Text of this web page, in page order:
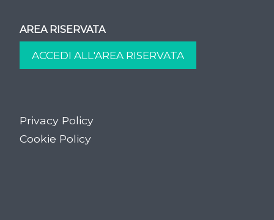
AREA RISERVATA
Privacy Policy
Cookie Policy